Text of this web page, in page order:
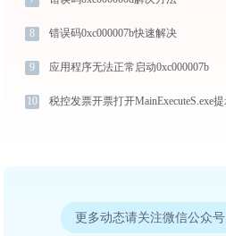
8 错误码0xc000007b快速解决
9 应用程序无法正常启动0xc000007b
10
更多动态请关注微信公众号